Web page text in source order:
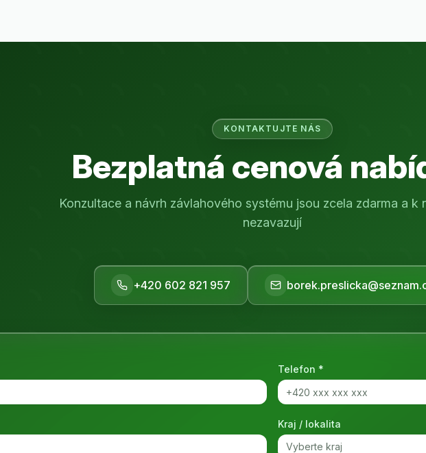
KONTAKTUJTE NÁS
Bezplatná cenová
Konzultace a návrh závlahového systému jsou zcela zdarma a k
nezavazují
+420 602 821 957
Telefon *
Kraj / lokalita
Vyberte kraj